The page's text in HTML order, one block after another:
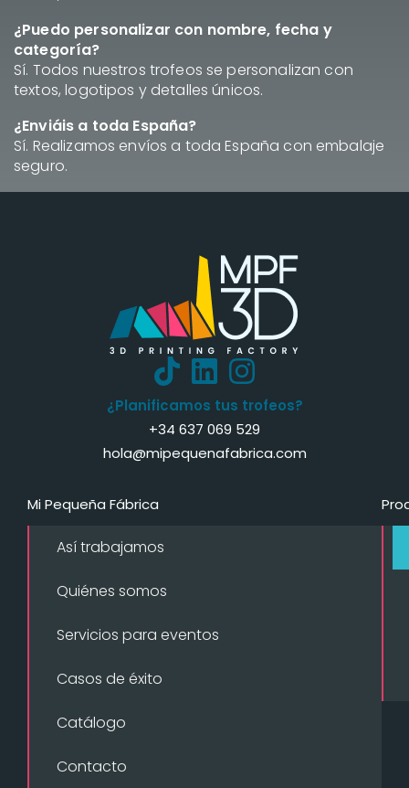
¿Puedo personalizar con nombre, fecha y
categoría?
Sí. Todos nuestros trofeos se personalizan con
textos, logotipos y detalles únicos.
¿Enviáis a toda España?
Sí. Realizamos envíos a toda España con embalaje
seguro.
¿Planificamos tus trofeos?
+34 637 069 529
hola@mipequenafabrica.com
Mi Pequeña Fábrica
Así trabajamos
Quiénes somos
Servicios para eventos
Casos de éxito
Catálogo
Contacto